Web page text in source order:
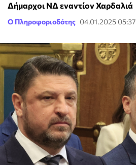
Δήμαρχοι ΝΔ εναντίον Χαρδαλιά
Ο Πληροφοριοδότης 04.01.2025 05:37